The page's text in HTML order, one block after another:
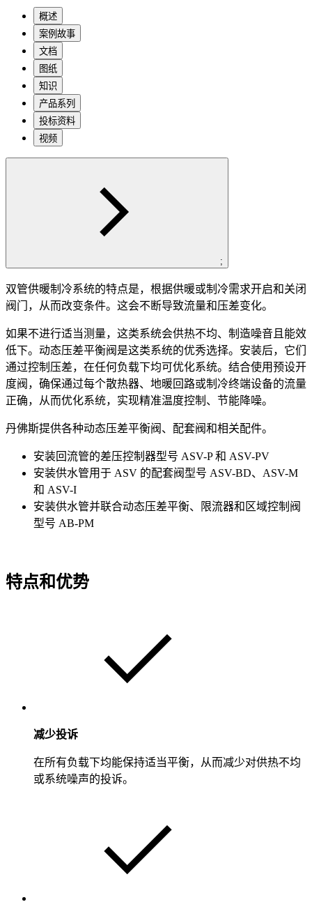
概述
案例故事
文档
图纸
知识
产品系列
投标资料
视频
;
双管供暖制冷系统的特点是，根据供暖或制冷需求开启和关闭
阀门，从而改变条件。这会不断导致流量和压差变化。
如果不进行适当测量，这类系统会供热不均、制造噪音且能效
低下。动态压差平衡阀是这类系统的优秀选择。安装后，它们
通过控制压差，在任何负载下均可优化系统。结合使用预设开
度阀，确保通过每个散热器、地暖回路或制冷终端设备的流量
正确，从而优化系统，实现精准温度控制、节能降噪。
丹佛斯提供各种动态压差平衡阀、配套阀和相关配件。
安装回流管的差压控制器型号 ASV-P 和 ASV-PV
安装供水管用于 ASV 的配套阀型号 ASV-BD、ASV-M
和 ASV-I
安装供水管并联合动态压差平衡、限流器和区域控制阀
型号 AB-PM
特点和优势
减少投诉
在所有负载下均能保持适当平衡，从而减少对供热不均
或系统噪声的投诉。